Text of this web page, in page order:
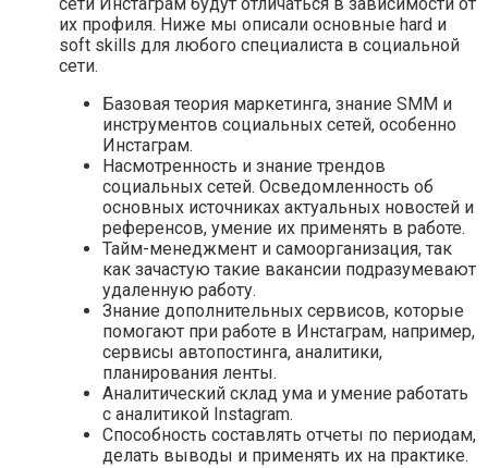
их профиля. Ниже мы описали основные hard и
soft skills для любого специалиста в социальной
сети.
Базовая теория маркетинга, знание SMM и
инструментов социальных сетей, особенно
Инстаграм.
Насмотренность и знание трендов
социальных сетей. Осведомленность об
основных источниках актуальных новостей и
референсов, умение их применять в работе.
Тайм-менеджмент и самоорганизация, так
как зачастую такие вакансии подразумевают
удаленную работу.
Знание дополнительных сервисов, которые
помогают при работе в Инстаграм, например,
сервисы автопостинга, аналитики,
планирования ленты.
Аналитический склад ума и умение работать
с аналитикой Instagram.
Способность составлять отчеты по периодам,
делать выводы и применять их на практике.